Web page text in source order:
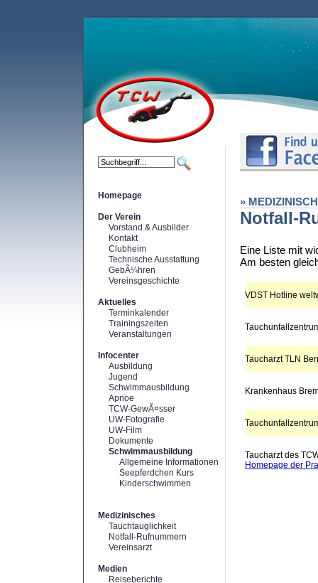
Homepage
Der Verein
Vorstand & Ausbilder
Kontakt
Clubheim
Technische Ausstattung
GebÃ¼hren
Vereinsgeschichte
Aktuelles
Terminkalender
Trainingszeiten
Veranstaltungen
Infocenter
Ausbildung
Jugend
Schwimmausbildung
Apnoe
TCW-GewÃ¤sser
UW-Fotografie
UW-Film
Dokumente
Schwimmausbildung
Allgemeine Informationen
Seepferdchen Kurs
Kinderschwimmen
Medizinisches
Tauchtauglichkeit
Notfall-Rufnummern
Vereinsarzt
Medien
Reiseberichte
»
Notfall-
Eine Liste mit
Am besten
VDST Hotline
Taucharzt TLN
Krankenhaus
Taucharzt des
Homepage der